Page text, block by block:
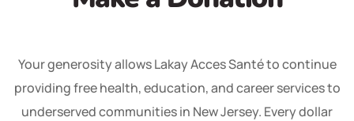
Your generosity allows Lakay Acces Santé to continue
providing free health, education, and career services to
underserved communities in New Jersey. Every dollar